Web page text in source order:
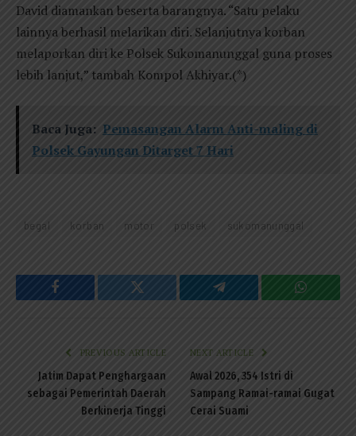
David diamankan beserta barangnya. “Satu pelaku
lainnya berhasil melarikan diri. Selanjutnya korban
melaporkan diri ke Polsek Sukomanunggal guna proses
lebih lanjut,” tambah Kompol Akhiyar.(*)
Baca Juga: Pemasangan Alarm Anti-maling di
Polsek Gayungan Ditarget 7 Hari
begal korban motor polsek sukomanunggal
Facebook Twitter Telegram
PREVIOUS ARTICLE
Jatim Dapat Penghargaan
sebagai Pemerintah Daerah
Berkinerja Tinggi
NEXT ARTICLE
Awal 2026, 354 Istri di
Sampang Ramai-ramai Gugat
Cerai Suami